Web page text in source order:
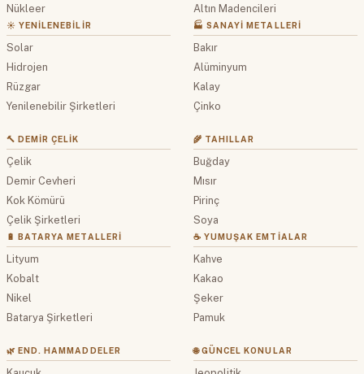
Nükleer
☀️ YENILENEBILIR
Solar
Hidrojen
Rüzgar
Yenilenebilir Şirketleri
Altın Madencileri
🏭 SANAYI METALLERI
Bakır
Alüminyum
Kalay
Çinko
🔨 DEMIR ÇELIK
Çelik
Demir Cevheri
Kok Kömürü
Çelik Şirketleri
🔋 BATARYA METALLERI
Lityum
Kobalt
Nikel
Batarya Şirketleri
🌾 TAHILLAR
Buğday
Mısır
Pirinç
Soya
☕ YUMUŞAK EMTIALAR
Kahve
Kakao
Şeker
Pamuk
🌿 END. HAMMADDELER 🌐 GÜNCEL KONULAR